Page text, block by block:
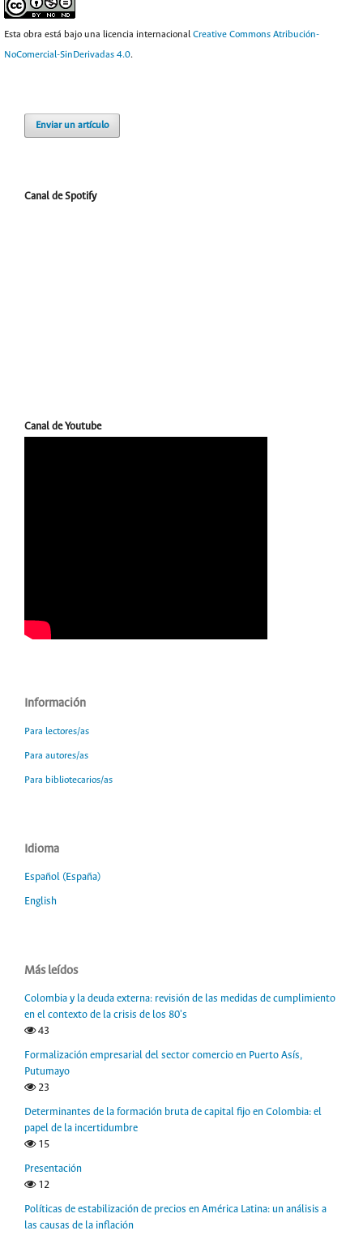
Esta obra está bajo una licencia internacional Creative Commons Atribución-
NoComercial-SinDerivadas 4.0.
Enviar un artículo
Canal de Spotify
Canal de Youtube
Información
Para lectores/as
Para autores/as
Para bibliotecarios/as
Idioma
Español (España)
English
Más leídos
Colombia y la deuda externa: revisión de las medidas de cumplimiento
en el contexto de la crisis de los 80's
43
Formalización empresarial del sector comercio en Puerto Asís,
Putumayo
23
Determinantes de la formación bruta de capital fijo en Colombia: el
papel de la incertidumbre
15
Presentación
12
Políticas de estabilización de precios en América Latina: un análisis a
las causas de la inflación